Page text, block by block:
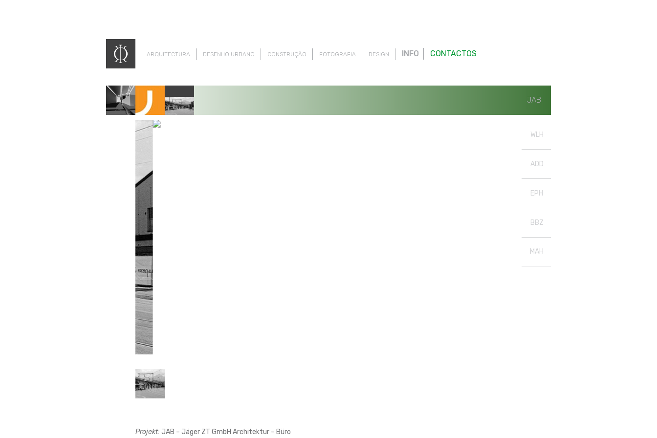
ARQUITECTURA DESENHO URBANO CONSTRUÇÃO FOTOGRAFIA DESIGN INFO CONTACTOS
JAB
Projekt: JAB – Jäger ZT GmbH Architektur – Büro
WLH
ADD
EPH
BBZ
MAH